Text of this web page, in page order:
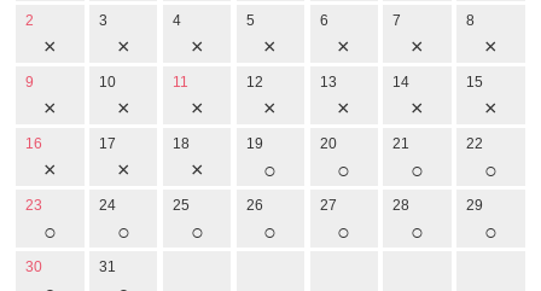
2
×
3
×
4
×
5
×
6
×
7
×
8
×
9
×
10
×
11
×
12
×
13
×
14
×
15
×
16
×
17
×
18
×
19
○
20
○
21
○
22
○
23
○
24
○
25
○
26
○
27
○
28
○
29
○
30 31